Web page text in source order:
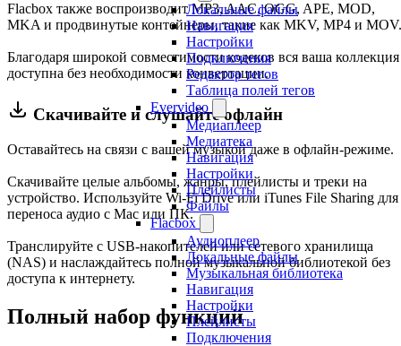
Локальные файлы
Навигация
Настройки
Подключения
Редактор тегов
Таблица полей тегов
Evervideo
Медиаплеер
Медиатека
Навигация
Настройки
Плейлисты
Файлы
Flacbox
Аудиоплеер
Локальные файлы
Музыкальная библиотека
Навигация
Настройки
Плейлисты
Подключения
Flacbox также воспроизводит MP3, AAC, OGG, APE, MOD,
MKA и продвинутые контейнеры, такие как MKV, MP4 и MOV.
Благодаря широкой совместимости кодеков вся ваша коллекция
доступна без необходимости конвертации.
Скачивайте и слушайте офлайн
Оставайтесь на связи с вашей музыкой даже в офлайн-режиме.
Скачивайте целые альбомы, жанры, плейлисты и треки на
устройство. Используйте Wi-Fi Drive или iTunes File Sharing для
переноса аудио с Mac или ПК.
Транслируйте с USB-накопителей или сетевого хранилища
(NAS) и наслаждайтесь полной музыкальной библиотекой без
доступа к интернету.
Полный набор функций